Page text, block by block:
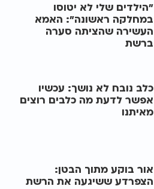
"הילדים שלי לא יטוסו
במחלקה ראשונה": האמא
העשירה שהציתה סערה
ברשת
כלב נובח לא נושך: עכשיו
אפשר לדעת מה כלבים רוצים
מאיתנו
אור בוקע מתוך הבטן:
הצפרדע ששיגעה את הרשת